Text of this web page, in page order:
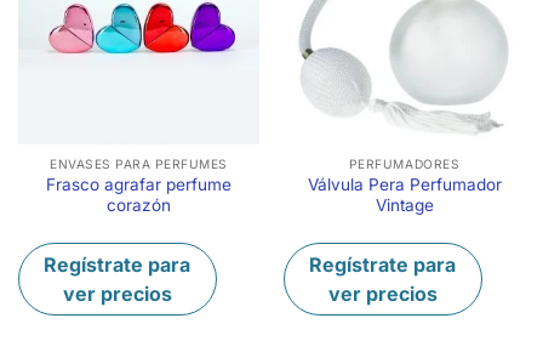
ENVASES PARA PERFUMES
Frasco agrafar perfume
corazón
Regístrate para
ver precios
PERFUMADORES
Válvula Pera Perfumador
Vintage
Regístrate para
ver precios